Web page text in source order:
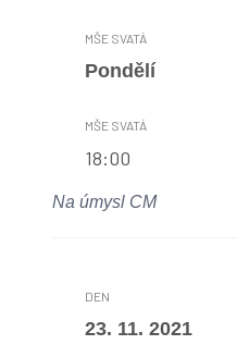
Pondělí
18:00
Na úmysl CM
23. 11. 2021